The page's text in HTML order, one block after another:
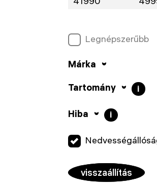
Legnépszerűbb
Márka
Tartomány
i
Hiba i
visszaállítás